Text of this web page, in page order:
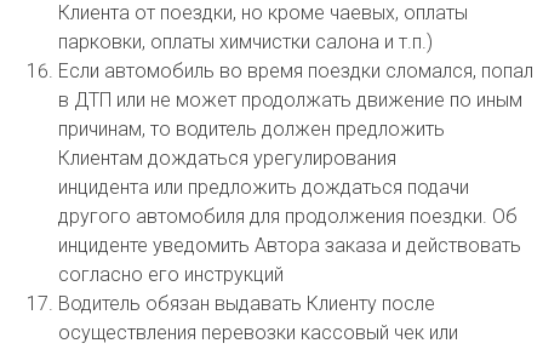
Клиента от поездки, но кроме чаевых, оплаты
парковки, оплаты химчистки салона и т.п.)
Если автомобиль во время поездки сломался, попал
в ДТП или не может продолжать движение по иным
причинам, то водитель должен предложить
Клиентам дождаться урегулирования
инцидента или предложить дождаться подачи
другого автомобиля для продолжения поездки. Об
инциденте уведомить Автора заказа и действовать
согласно его инструкций
Водитель обязан выдавать Клиенту после
осуществления перевозки кассовый чек или